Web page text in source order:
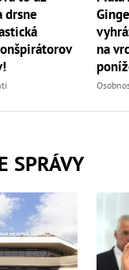
drsne
na
SPRÁVY